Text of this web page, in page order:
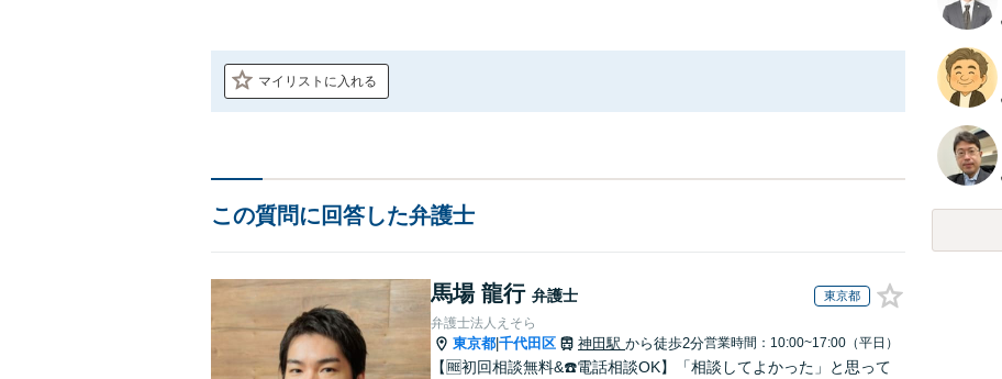
マイリストに入れる
この質問に回答した弁護士
馬場 龍行 弁護士 東京都
弁護士法人えそら
東京都 千代田区 神田駅 から徒歩2分営業時間：10:00~17:00（平日）
【🆓初回相談無料&☎️電話相談OK】「相談してよかった」と思って